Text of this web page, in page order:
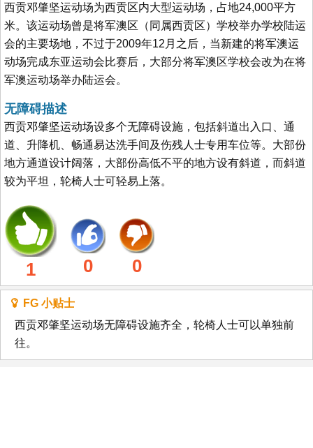
西贡邓肇坚运动场为西贡区内大型运动场，占地24,000平方
米。该运动场曾是将军澳区（同属西贡区）学校举办学校陆运
会的主要场地，不过于2009年12月之后，当新建的将军澳运
动场完成东亚运动会比赛后，大部分将军澳区学校会改为在将
军澳运动场举办陆运会。
无障碍描述
西贡邓肇坚运动场设多个无障碍设施，包括斜道出入口、通
道、升降机、畅通易达洗手间及伤残人士专用车位等。大部份
地方通道设计阔落，大部份高低不平的地方设有斜道，而斜道
较为平坦，轮椅人士可轻易上落。
1 0 0
FG 小贴士
西贡邓肇坚运动场无障碍设施齐全，轮椅人士可以单独前
往。